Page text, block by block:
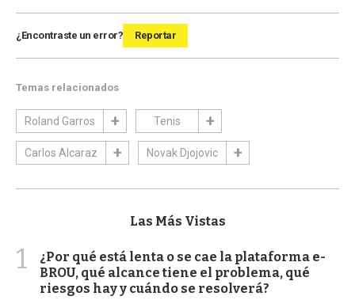
¿Encontraste un error? Reportar
Temas relacionados
Roland Garros Tenis
Carlos Alcaraz Novak Djojovic
Las Más Vistas
1
¿Por qué está lenta o se cae la plataforma e-
BROU, qué alcance tiene el problema, qué
riesgos hay y cuándo se resolverá?